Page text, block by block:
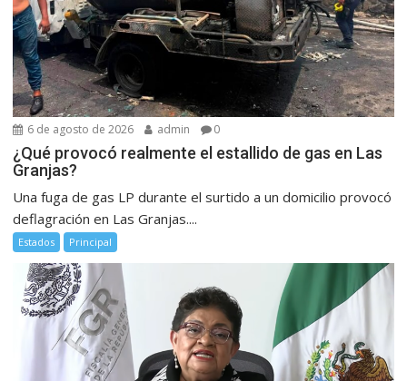
6 de agosto de 2026 admin 0
¿Qué provocó realmente el estallido de gas en Las
Granjas?
Una fuga de gas LP durante el surtido a un domicilio provocó
deflagración en Las Granjas....
Estados Principal